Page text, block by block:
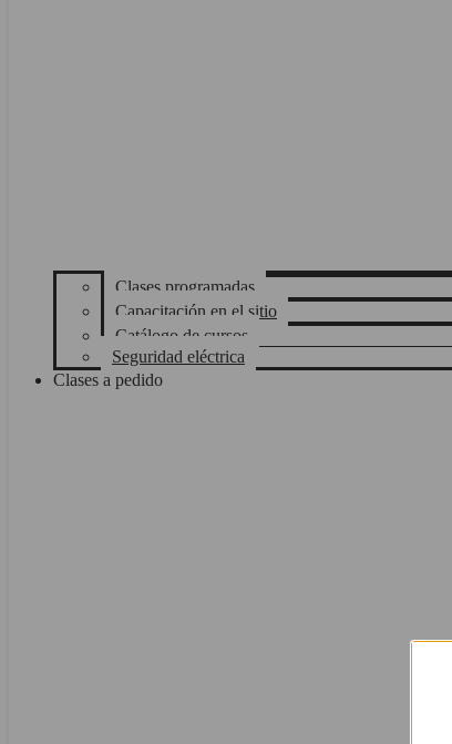
Clases programadas
Capacitación en el sitio
Catálogo de cursos
Seguridad eléctrica
Clases a pedido